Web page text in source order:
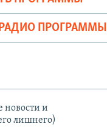
ПРОГРАММЫ
и
лишнего)